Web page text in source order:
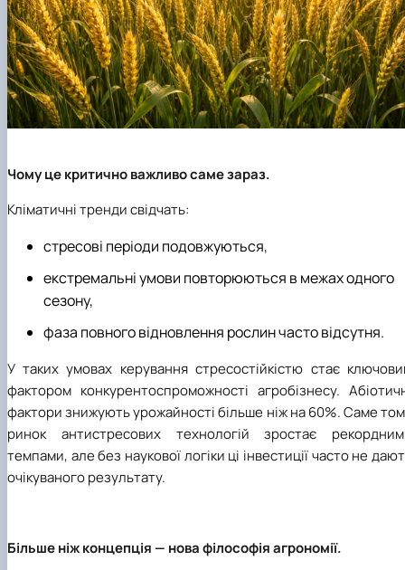
Чому це критично важливо саме зараз.
Кліматичні тренди свідчать:
стресові періоди подовжуються,
екстремальні умови повторюються в межах одного
сезону,
фаза повного відновлення рослин часто відсутня.
У таких умовах керування стресостійкістю стає
фактором конкурентоспроможності агробізнесу.
фактори знижують урожайності більше ніж на 60%. Саме
ринок антистресових технологій зростає
темпами, але без наукової логіки ці інвестиції часто не
очікуваного результату.
Більше ніж концепція — нова філософія агрономії.